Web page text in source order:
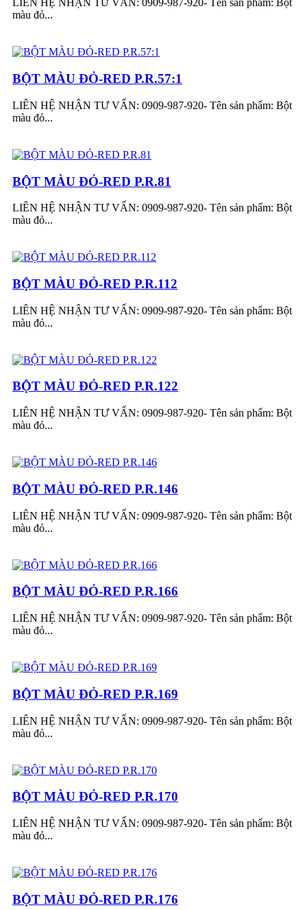
LIÊN HỆ NHẬN TƯ VẤN: 0909-987-920- Tên sản phẩm: Bột
màu đỏ...
BỘT MÀU ĐỎ-RED P.R.57:1
LIÊN HỆ NHẬN TƯ VẤN: 0909-987-920- Tên sản phẩm: Bột
màu đỏ...
BỘT MÀU ĐỎ-RED P.R.81
LIÊN HỆ NHẬN TƯ VẤN: 0909-987-920- Tên sản phẩm: Bột
màu đỏ...
BỘT MÀU ĐỎ-RED P.R.112
LIÊN HỆ NHẬN TƯ VẤN: 0909-987-920- Tên sản phẩm: Bột
màu đỏ...
BỘT MÀU ĐỎ-RED P.R.122
LIÊN HỆ NHẬN TƯ VẤN: 0909-987-920- Tên sản phẩm: Bột
màu đỏ...
BỘT MÀU ĐỎ-RED P.R.146
LIÊN HỆ NHẬN TƯ VẤN: 0909-987-920- Tên sản phẩm: Bột
màu đỏ...
BỘT MÀU ĐỎ-RED P.R.166
LIÊN HỆ NHẬN TƯ VẤN: 0909-987-920- Tên sản phẩm: Bột
màu đỏ...
BỘT MÀU ĐỎ-RED P.R.169
LIÊN HỆ NHẬN TƯ VẤN: 0909-987-920- Tên sản phẩm: Bột
màu đỏ...
BỘT MÀU ĐỎ-RED P.R.170
LIÊN HỆ NHẬN TƯ VẤN: 0909-987-920- Tên sản phẩm: Bột
màu đỏ...
BỘT MÀU ĐỎ-RED P.R.176